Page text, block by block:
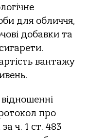
для обличчя,
добавки та
вантажу
про
ч. 1 ст. 483